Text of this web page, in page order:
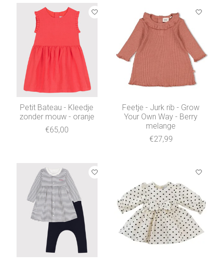
Petit Bateau - Kleedje
zonder mouw - oranje
€65,00
Feetje - Jurk rib - Grow
Your Own Way - Berry
melange
€27,99